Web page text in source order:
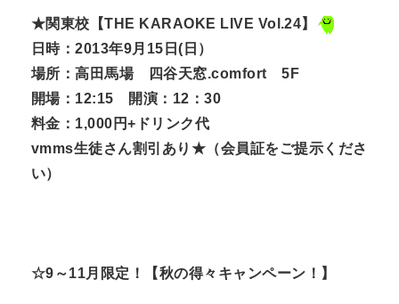
★関東校【THE KARAOKE LIVE Vol.24】
日時：2013年9月15日(日）
場所：高田馬場 四谷天窓.comfort 5F
開場：12:15 開演：12：30
料金：1,000円+ドリンク代
vmms生徒さん割引あり★（会員証をご提示くださ
い）
☆9～11月限定！【秋の得々キャンペーン！】